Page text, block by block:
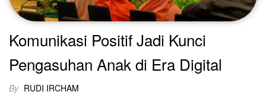
Komunikasi Positif Jadi Kunci
Pengasuhan Anak di Era Digital
By RUDI IRCHAM